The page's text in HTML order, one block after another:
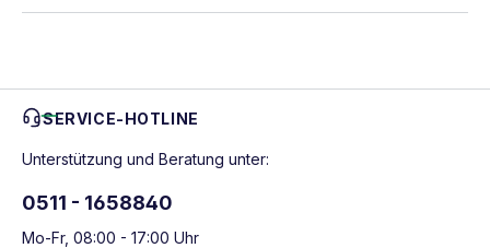
SERVICE-HOTLINE
Unterstützung und Beratung unter:
0511 - 1658840
Mo-Fr, 08:00 - 17:00 Uhr